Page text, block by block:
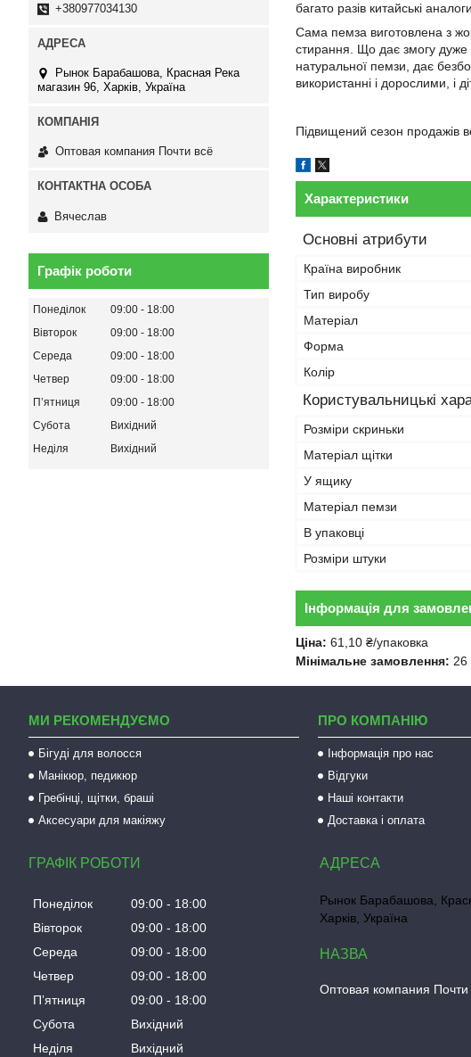
багато разів китайські
Сама пемза виготовлена з
стирання. Що дає змогу дуже
натуральної пемзи, дає
використанні і дорослими, і
Підвищений сезон продажів
Характеристики
Основні атрибути
Країна виробник
Тип виробу
Матеріал
Форма
Колір
Користувальницькі
Розміри скриньки
Матеріал щітки
У ящику
Матеріал пемзи
В упаковці
Розміри штуки
Інформація для
Ціна: 61,10 ₴/упаковка
Мінімальне замовлення: 26
+380977034130
Рынок Барабашова, Красная Река
магазин 96, Харків, Україна
Оптовая компания Почти всё
Вячеслав
Графік роботи
Понеділок 09:00
18:00
Вівторок
09:00
18:00
Середа
09:00
18:00
Четвер
09:00
18:00
Пʼятниця
09:00
18:00
Субота
Вихідний
Неділя
Вихідний
МИ РЕКОМЕНДУЄМО
Бігуді для волосся
Манікюр, педикюр
Гребінці, щітки, браші
Аксесуари для макіяжу
ПРО КОМПАНІЮ
Інформація про нас
Відгуки
Наші контакти
Доставка і оплата
ГРАФІК РОБОТИ
Понеділок 09:00
18:00
Вівторок
09:00
18:00
Середа
09:00
18:00
Четвер
09:00
18:00
Пʼятниця
09:00
18:00
Субота
Вихідний
Неділя
Вихідний
Рынок Барабашова,
Харків, Україна
Оптовая компания Почти